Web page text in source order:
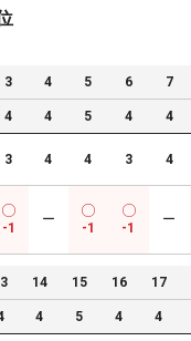
3 4 5 6 7
4 4 5 4 4
3 4 4 3 4
-1
ー
-1 -1
ー
14 15 16 17
4 5 4 4